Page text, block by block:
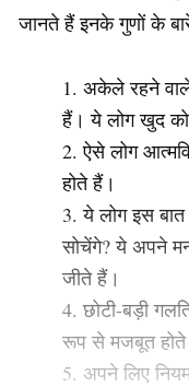
जानते हैं इनके गुणों के
अकेले रहने
हैं। ये लोग खुद को
ऐसे लोग
होते हैं।
ये लोग इस बात
सोचेंगे? ये अपने
जीते हैं।
छोटी-बड़ी
रूप से मजबूत होते
अपने लिए